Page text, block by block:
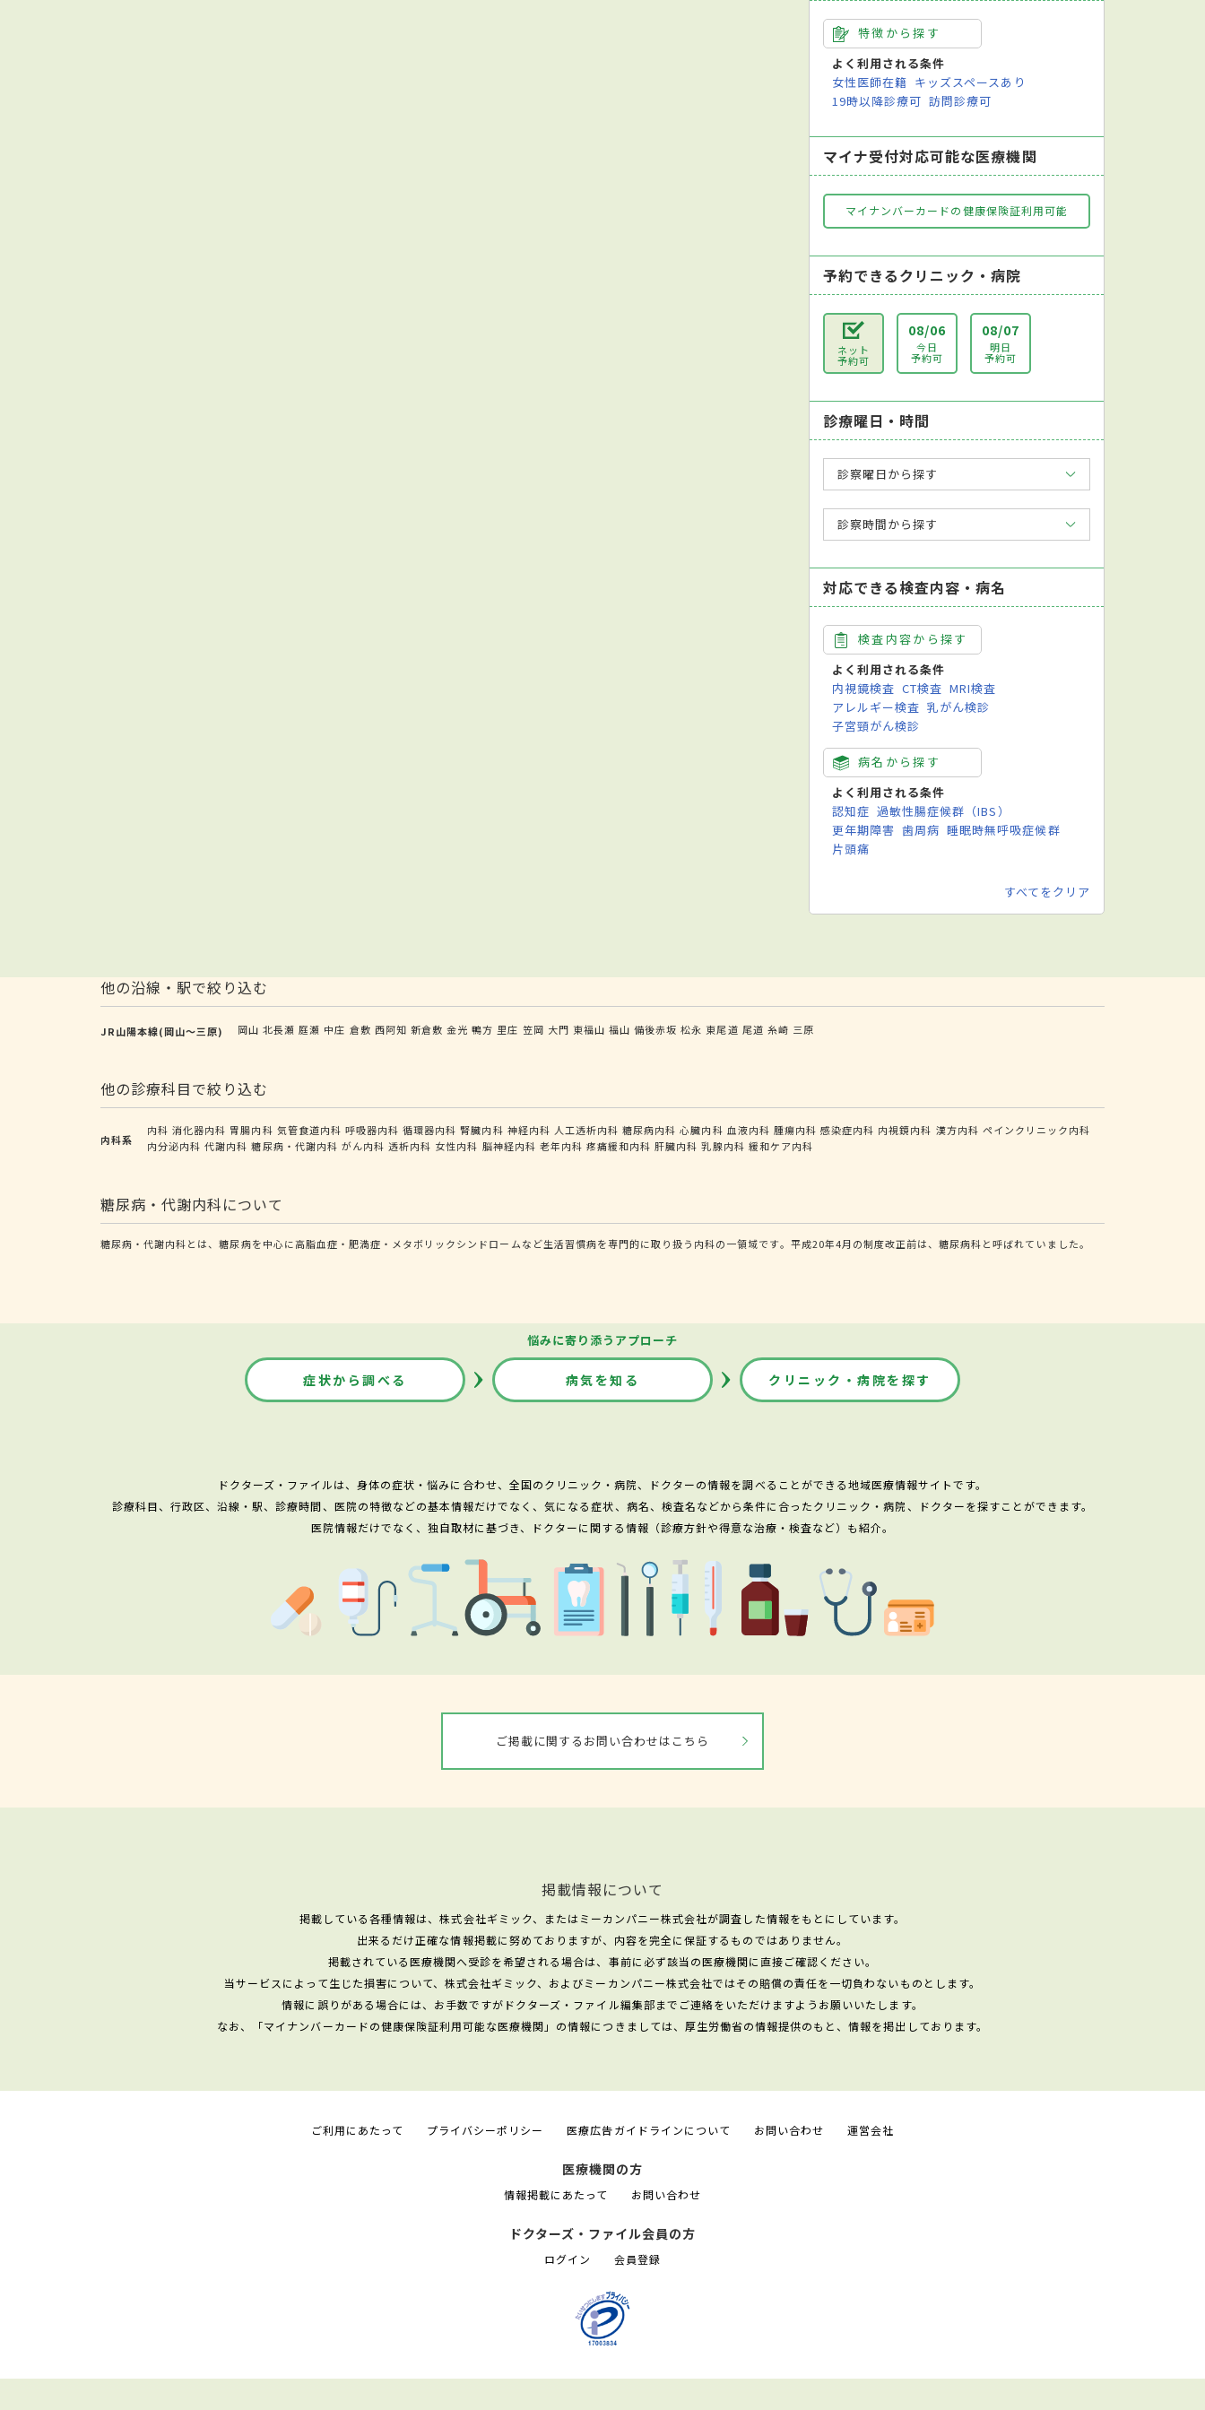
特徴から探す
よく利用される条件
女性医師在籍 キッズスペースあり
19時以降診療可 訪問診療可
マイナ受付対応可能な医療機関
マイナンバーカードの健康保険証利用可能
予約できるクリニック・病院
ネット
予約可
08/06
今日
予約可
08/07
明日
予約可
診療曜日・時間
診察曜日から探す
診察時間から探す
対応できる検査内容・病名
検査内容から探す
よく利用される条件
内視鏡検査 CT検査 MRI検査
アレルギー検査 乳がん検診
子宮頸がん検診
病名から探す
よく利用される条件
認知症 過敏性腸症候群（IBS）
更年期障害 歯周病 睡眠時無呼吸症候群
片頭痛
すべてをクリア
他の沿線・駅で絞り込む
JR山陽本線(岡山～三原) 岡山 北長瀬 庭瀬 中庄 倉敷 西阿知 新倉敷 金光 鴨方 里庄 笠岡 大門 東福山 福山 備後赤坂 松永 東尾道 尾道 糸崎 三原
他の診療科目で絞り込む
内科系
内科 消化器内科 胃腸内科 気管食道内科 呼吸器内科 循環器内科 腎臓内科 神経内科 人工透析内科 糖尿病内科 心臓内科 血液内科 腫瘍内科 感染症内科 内視鏡内科 漢方内科 ペインクリニック内科
内分泌内科 代謝内科 糖尿病・代謝内科 がん内科 透析内科 女性内科 脳神経内科 老年内科 疼痛緩和内科 肝臓内科 乳腺内科 緩和ケア内科
糖尿病・代謝内科について
糖尿病・代謝内科とは、糖尿病を中心に高脂血症・肥満症・メタボリックシンドロームなど生活習慣病を専門的に取り扱う内科の一領域です。平成20年4月の制度改正前は、糖尿病科と呼ばれていました。
悩みに寄り添うアプローチ
症状から調べる 病気を知る クリニック・病院を探す
ドクターズ・ファイルは、身体の症状・悩みに合わせ、全国のクリニック・病院、ドクターの情報を調べることができる地域医療情報サイトです。
診療科目、行政区、沿線・駅、診療時間、医院の特徴などの基本情報だけでなく、気になる症状、病名、検査名などから条件に合ったクリニック・病院、ドクターを探すことができます。
医院情報だけでなく、独自取材に基づき、ドクターに関する情報（診療方針や得意な治療・検査など）も紹介。
ご掲載に関するお問い合わせはこちら
掲載情報について
掲載している各種情報は、株式会社ギミック、またはミーカンパニー株式会社が調査した情報をもとにしています。
出来るだけ正確な情報掲載に努めておりますが、内容を完全に保証するものではありません。
掲載されている医療機関へ受診を希望される場合は、事前に必ず該当の医療機関に直接ご確認ください。
当サービスによって生じた損害について、株式会社ギミック、およびミーカンパニー株式会社ではその賠償の責任を一切負わないものとします。
情報に誤りがある場合には、お手数ですがドクターズ・ファイル編集部までご連絡をいただけますようお願いいたします。
なお、「マイナンバーカードの健康保険証利用可能な医療機関」の情報につきましては、厚生労働省の情報提供のもと、情報を掲出しております。
ご利用にあたって プライバシーポリシー 医療広告ガイドラインについて お問い合わせ 運営会社
医療機関の方
情報掲載にあたって お問い合わせ
ドクターズ・ファイル会員の方
ログイン 会員登録